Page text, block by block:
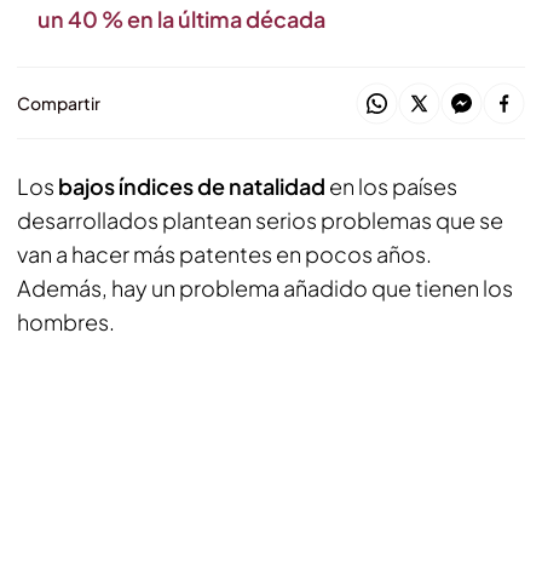
un 40 % en la última década
Compartir
Los bajos índices de natalidad en los países
desarrollados plantean serios problemas que se
van a hacer más patentes en pocos años.
Además, hay un problema añadido que tienen los
hombres.